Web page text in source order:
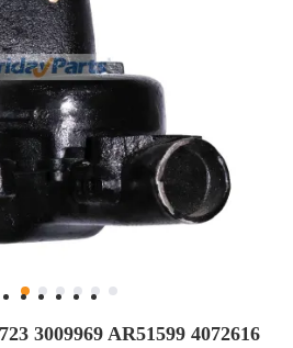
3009969 AR51599 4072616